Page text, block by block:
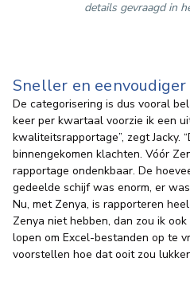
details gevraagd in
Sneller en
De categorisering is dus vooral
keer per kwartaal voorzie ik een
kwaliteitsrapportage”, zegt Jacky.
binnengekomen klachten. Vóór
rapportage ondenkbaar. De
gedeelde schijf was enorm, er
Nu, met Zenya, is rapporteren
Zenya niet hebben, dan zou ik
lopen om Excel-bestanden op te
voorstellen hoe dat ooit zou